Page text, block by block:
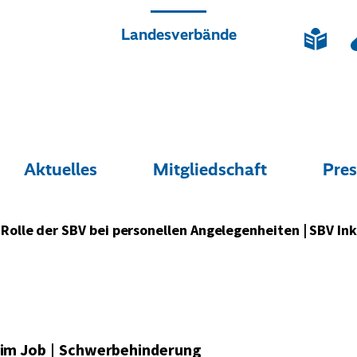
Quicklinks
Landesverbände
L
e
h
e
e
p
c
h
Aktuelles
Enthält
Seite
Mitgliedschaft
Enthält
Seite
der SBV bei personellen Angelegenheiten | SBV
Job | Schwerbehinderung